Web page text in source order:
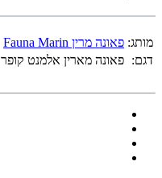
מותג: פאונה מרין Fauna Marin
דגם: פאונה מארין אלמנט קופר 250 מ